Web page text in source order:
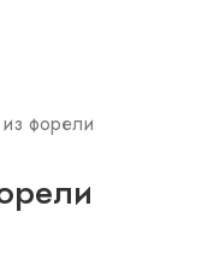
форели